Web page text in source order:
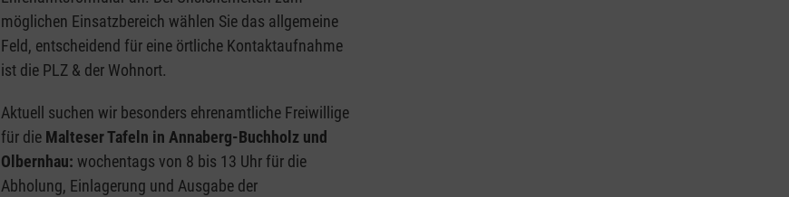
möglichen Einsatzbereich wählen Sie das allgemeine
Feld, entscheidend für eine örtliche Kontaktaufnahme
ist die PLZ & der Wohnort.
Aktuell suchen wir besonders ehrenamtliche Freiwillige
für dieMalteser Tafeln in Annaberg-Buchholz und
Olbernhau: wochentags von 8 bis 13 Uhr für die
Abholung, Einlagerung und Ausgabe der